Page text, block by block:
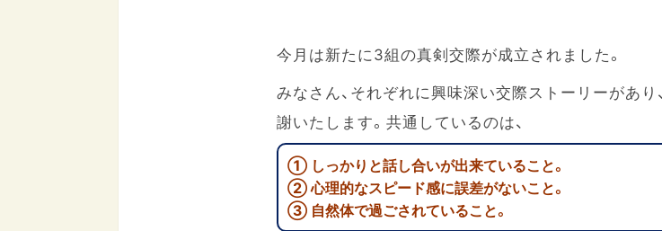
今月は新たに3組の真剣交際が成立されました。
みなさん、それぞれに興味深い交際ストーリーがあ
謝いたします。共通しているのは、
① しっかりと話し合いが出来ていること。
② 心理的なスピード感に誤差がないこと。
③ 自然体で過ごされていること。